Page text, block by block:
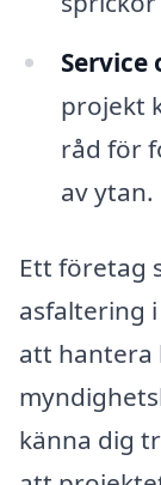
Service
projekt
råd för
av ytan.
Ett företag
asfaltering
att hantera
känna dig